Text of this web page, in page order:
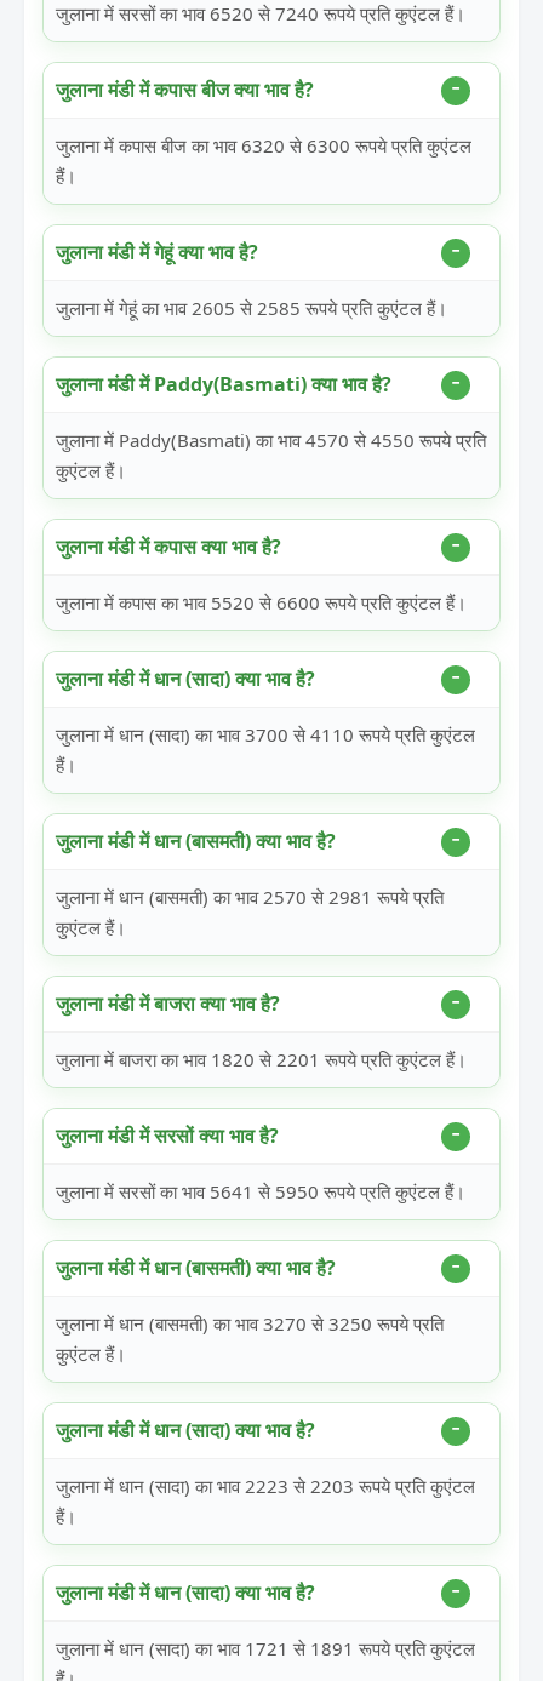
जुलाना में सरसों का भाव 6520 से 7240 रूपये प्रति कुएंटल हैं।
जुलाना मंडी में कपास बीज क्या भाव है?
जुलाना में कपास बीज का भाव 6320 से 6300 रूपये प्रति कुएंटल
हैं।
जुलाना मंडी में गेहूं क्या भाव है?
जुलाना में गेहूं का भाव 2605 से 2585 रूपये प्रति कुएंटल हैं।
जुलाना मंडी में Paddy(Basmati) क्या भाव है?
जुलाना में Paddy(Basmati) का भाव 4570 से 4550 रूपये प्रति
कुएंटल हैं।
जुलाना मंडी में कपास क्या भाव है?
जुलाना में कपास का भाव 5520 से 6600 रूपये प्रति कुएंटल हैं।
जुलाना मंडी में धान (सादा) क्या भाव है?
जुलाना में धान (सादा) का भाव 3700 से 4110 रूपये प्रति कुएंटल
हैं।
जुलाना मंडी में धान (बासमती) क्या भाव है?
जुलाना में धान (बासमती) का भाव 2570 से 2981 रूपये प्रति
कुएंटल हैं।
जुलाना मंडी में बाजरा क्या भाव है?
जुलाना में बाजरा का भाव 1820 से 2201 रूपये प्रति कुएंटल हैं।
जुलाना मंडी में सरसों क्या भाव है?
जुलाना में सरसों का भाव 5641 से 5950 रूपये प्रति कुएंटल हैं।
जुलाना मंडी में धान (बासमती) क्या भाव है?
जुलाना में धान (बासमती) का भाव 3270 से 3250 रूपये प्रति
कुएंटल हैं।
जुलाना मंडी में धान (सादा) क्या भाव है?
जुलाना में धान (सादा) का भाव 2223 से 2203 रूपये प्रति कुएंटल
हैं।
जुलाना मंडी में धान (सादा) क्या भाव है?
जुलाना में धान (सादा) का भाव 1721 से 1891 रूपये प्रति कुएंटल